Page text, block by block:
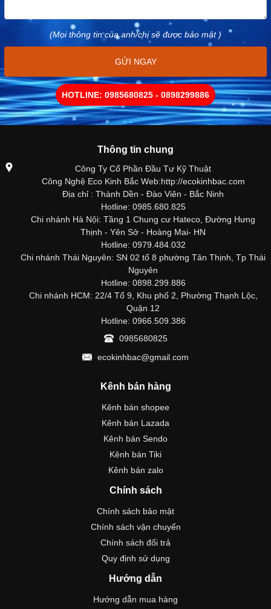
(Mọi thông tin của anh/chị sẽ được bảo mật )
GỬI NGAY
HOTLINE: 0985680825 - 0898299886
Thông tin chung
Công Ty Cổ Phần Đầu Tư Kỹ Thuật
Công Nghệ Eco Kinh Bắc Web:http://ecokinhbac.com
Địa chỉ : Thành Dền - Đào Viên - Bắc Ninh
Hotline: 0985.680.825
Chi nhánh Hà Nội: Tầng 1 Chung cư Hateco, Đường Hưng
Thịnh - Yên Sở - Hoàng Mai- HN
Hotline: 0979.484.032
Chi nhánh Thái Nguyên: SN 02 tổ 8 phường Tân Thịnh, Tp Thái
Nguyên
Hotline: 0898.299.886
Chi nhánh HCM: 22/4 Tổ 9, Khu phố 2, Phường Thạnh Lộc,
Quận 12
Hotline: 0966.509.386
0985680825
ecokinhbac@gmail.com
Kênh bán hàng
Kênh bán shopee
Kênh bán Lazada
Kênh bán Sendo
Kênh bán Tiki
Kênh bán zalo
Chính sách
Chính sách bảo mật
Chính sách vận chuyển
Chính sách đổi trả
Quy định sử dụng
Hướng dẫn
Hướng dẫn mua hàng